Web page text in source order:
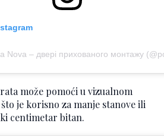
Nova – двері прихованого монтажу
može pomoći u vizualnom
je korisno za manje stanove ili
centimetar bitan.